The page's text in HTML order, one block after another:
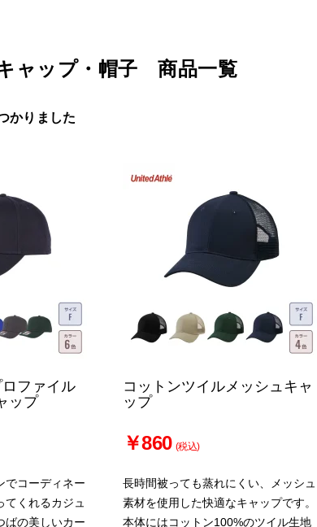
ャップ・帽子 商品一覧
かりました
ファイル
ップ
でコーディネー
てくれるカジュ
ばの美しいカー
コットンツイルメッシュキャ
ップ
￥860 (税込)
長時間被っても蒸れにくい、メッシュ
素材を使用した快適なキャップです。
本体にはコットン100%のツイル生地